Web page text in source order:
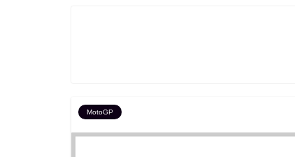
MotoGP